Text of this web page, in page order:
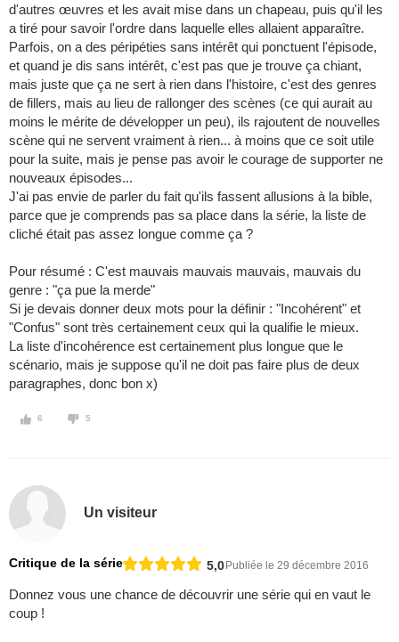
d'autres œuvres et les avait mise dans un chapeau, puis qu'il les
a tiré pour savoir l'ordre dans laquelle elles allaient apparaître.
Parfois, on a des péripéties sans intérêt qui ponctuent l'épisode,
et quand je dis sans intérêt, c'est pas que je trouve ça chiant,
mais juste que ça ne sert à rien dans l'histoire, c'est des genres
de fillers, mais au lieu de rallonger des scènes (ce qui aurait au
moins le mérite de développer un peu), ils rajoutent de nouvelles
scène qui ne servent vraiment à rien... à moins que ce soit utile
pour la suite, mais je pense pas avoir le courage de supporter ne
nouveaux épisodes...
J'ai pas envie de parler du fait qu'ils fassent allusions à la bible,
parce que je comprends pas sa place dans la série, la liste de
cliché était pas assez longue comme ça ?
Pour résumé : C'est mauvais mauvais mauvais, mauvais du
genre : "ça pue la merde"
Si je devais donner deux mots pour la définir : "Incohérent" et
"Confus" sont très certainement ceux qui la qualifie le mieux.
La liste d'incohérence est certainement plus longue que le
scénario, mais je suppose qu'il ne doit pas faire plus de deux
paragraphes, donc bon x)
6 5
Un visiteur
Critique de la série 5,0Publiée le 29 décembre 2016
Donnez vous une chance de découvrir une série qui en vaut le
coup !